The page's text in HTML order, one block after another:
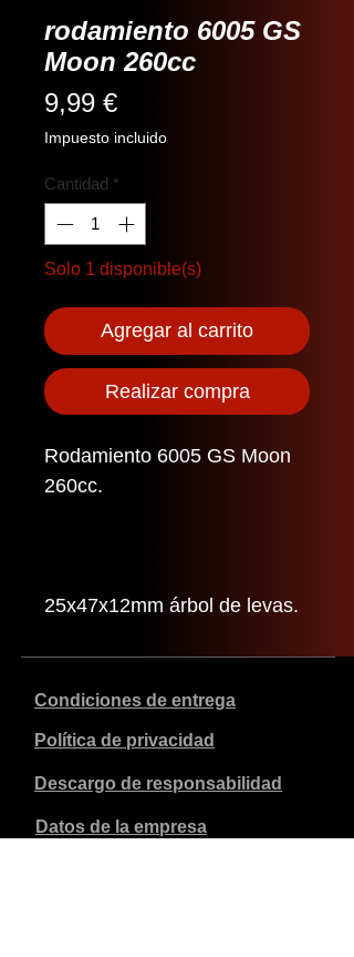
rodamiento 6005 GS
Moon 260cc
9,99 €Precio
Impuesto incluido
Cantidad *
Solo 1 disponible(s)
Agregar al carrito
Realizar compra
Rodamiento 6005 GS Moon
260cc.
25x47x12mm árbol de levas.
Condiciones de entrega
Política de privacidad
Descargo de responsabilidad
Datos de la empresa